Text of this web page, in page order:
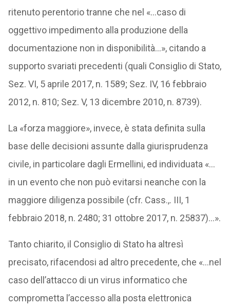
ritenuto perentorio tranne che nel «…caso di
oggettivo impedimento alla produzione della
documentazione non in disponibilità…», citando a
supporto svariati precedenti (quali Consiglio di Stato,
Sez. VI, 5 aprile 2017, n. 1589; Sez. IV, 16 febbraio
2012, n. 810; Sez. V, 13 dicembre 2010, n. 8739).
La «forza maggiore», invece, è stata definita sulla
base delle decisioni assunte dalla giurisprudenza
civile, in particolare dagli Ermellini, ed individuata «…
in un evento che non può evitarsi neanche con la
maggiore diligenza possibile (cfr. Cass.,. III, 1
febbraio 2018, n. 2480; 31 ottobre 2017, n. 25837)…».
Tanto chiarito, il Consiglio di Stato ha altresì
precisato, rifacendosi ad altro precedente, che «…nel
caso dell’attacco di un virus informatico che
comprometta l’accesso alla posta elettronica